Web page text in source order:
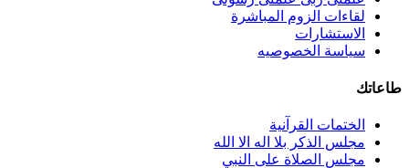
لقاءات الزوم المباشرة
الاستشارات
سياسة الخصوصيه
طاعاتك
الختمات القرآنية
مجلس الذكر بلا اله الا الله
مجلس الصلاة على النبي